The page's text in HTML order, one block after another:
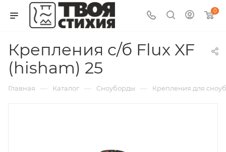
0
Крепления с/б Flux XF
(hisham) 25
Главная — Каталог — Сноуборды — Крепления для